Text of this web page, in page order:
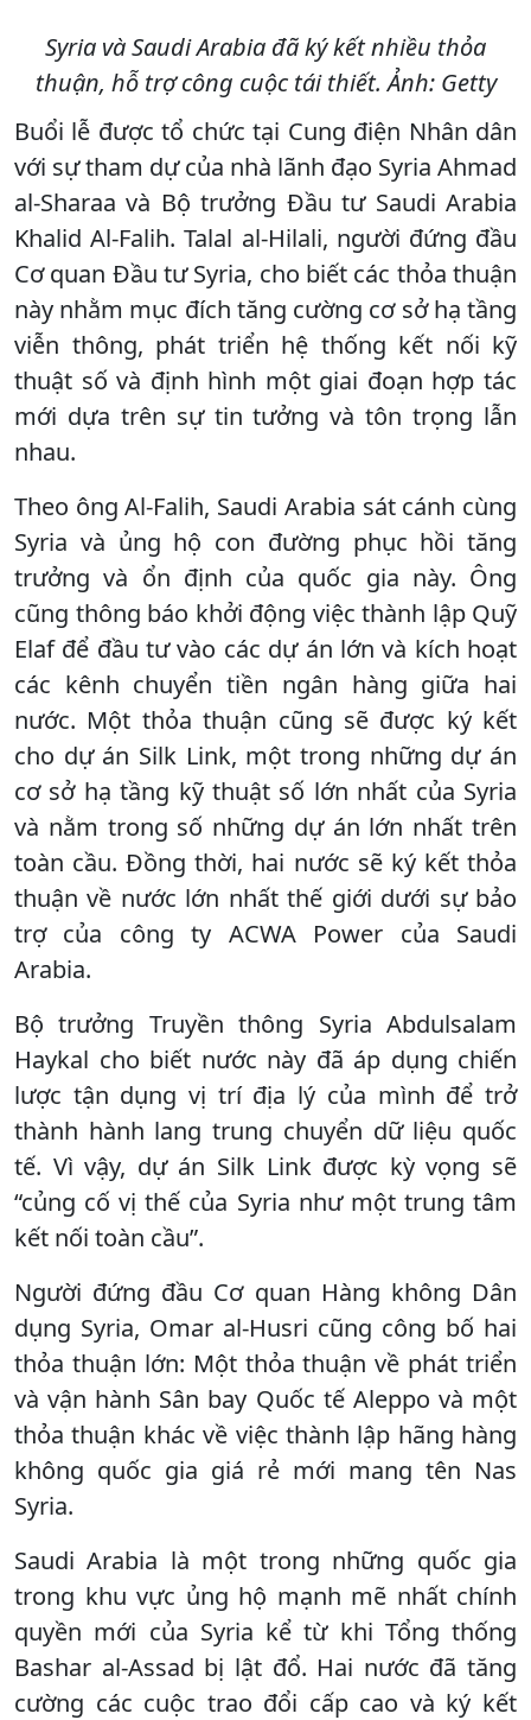
Syria và Saudi Arabia đã ký kết nhiều thỏa
thuận, hỗ trợ công cuộc tái thiết. Ảnh: Getty
Buổi lễ được tổ chức tại Cung điện Nhân dân
với sự tham dự của nhà lãnh đạo Syria Ahmad
al-Sharaa và Bộ trưởng Đầu tư Saudi Arabia
Khalid Al-Falih. Talal al-Hilali, người đứng đầu
Cơ quan Đầu tư Syria, cho biết các thỏa thuận
này nhằm mục đích tăng cường cơ sở hạ tầng
viễn thông, phát triển hệ thống kết nối kỹ
thuật số và định hình một giai đoạn hợp tác
mới dựa trên sự tin tưởng và tôn trọng lẫn
nhau.
Theo ông Al-Falih, Saudi Arabia sát cánh cùng
Syria và ủng hộ con đường phục hồi tăng
trưởng và ổn định của quốc gia này. Ông
cũng thông báo khởi động việc thành lập Quỹ
Elaf để đầu tư vào các dự án lớn và kích hoạt
các kênh chuyển tiền ngân hàng giữa hai
nước. Một thỏa thuận cũng sẽ được ký kết
cho dự án Silk Link, một trong những dự án
cơ sở hạ tầng kỹ thuật số lớn nhất của Syria
và nằm trong số những dự án lớn nhất trên
toàn cầu. Đồng thời, hai nước sẽ ký kết thỏa
thuận về nước lớn nhất thế giới dưới sự bảo
trợ của công ty ACWA Power của Saudi
Arabia.
Bộ trưởng Truyền thông Syria Abdulsalam
Haykal cho biết nước này đã áp dụng chiến
lược tận dụng vị trí địa lý của mình để trở
thành hành lang trung chuyển dữ liệu quốc
tế. Vì vậy, dự án Silk Link được kỳ vọng sẽ
“củng cố vị thế của Syria như một trung tâm
kết nối toàn cầu”.
Người đứng đầu Cơ quan Hàng không Dân
dụng Syria, Omar al-Husri cũng công bố hai
thỏa thuận lớn: Một thỏa thuận về phát triển
và vận hành Sân bay Quốc tế Aleppo và một
thỏa thuận khác về việc thành lập hãng hàng
không quốc gia giá rẻ mới mang tên Nas
Syria.
Saudi Arabia là một trong những quốc gia
trong khu vực ủng hộ mạnh mẽ nhất chính
quyền mới của Syria kể từ khi Tổng thống
Bashar al-Assad bị lật đổ. Hai nước đã tăng
cường các cuộc trao đổi cấp cao và ký kết